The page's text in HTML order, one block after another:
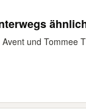
und Tommee